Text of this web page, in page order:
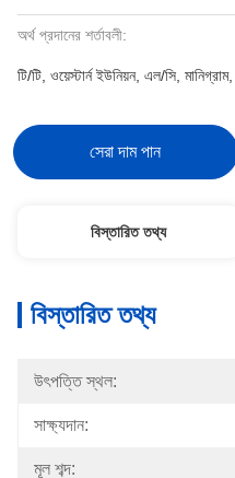
অর্থ প্রদানের শর্তাবলী:
টি/টি, ওয়েস্টার্ন ইউনিয়ন, এল/সি,
সেরা দাম পান
বিস্তারিত তথ্য
বিস্তারিত তথ্য
উৎপত্তি স্থল:
সাক্ষ্যদান:
মূল শব্দ: